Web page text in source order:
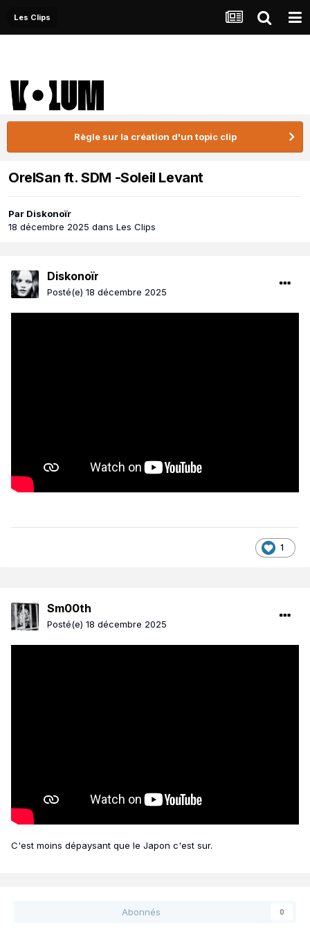
Les Clips
Règle sur la création d'un topic clip
OrelSan ft. SDM -Soleil Levant
Par Diskonoïr
18 décembre 2025 dans Les Clips
Diskonoïr
Posté(e) 18 décembre 2025
1
Sm00th
Posté(e) 18 décembre 2025
C'est moins dépaysant que le Japon c'est sur.
Abonnés 0